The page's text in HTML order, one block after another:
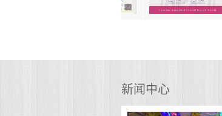
OEM独自订做开发版
迷你冰球系列,创新
迪帕马-年轻却精于
和设计,为客户订身
新闻中心